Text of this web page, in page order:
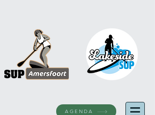
AGENDA